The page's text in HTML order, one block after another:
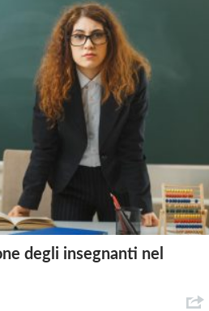
degli insegnanti nel